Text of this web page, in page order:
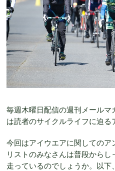
毎週木曜日配信の週刊メール
は読者のサイクルライフに迫る
今回はアイウエアに関してのア
リストのみなさんは普段から
走っているのでしょうか。以下